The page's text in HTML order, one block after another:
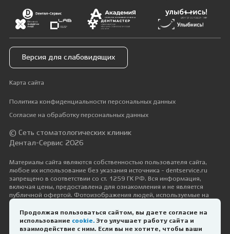
Продолжая пользоваться сайтом, вы даете согласие на
использование cookie. Это улучшает работу сайта и
взаимодействие с ним. Если вы не хотите, чтобы ваши
Версия для слабовидящих
Карта сайта
Политика конфиденциальности персональных данных
Согласие на обработку персональных данных
© Сеть стоматологических клиник
Дентал-Сервис 2026
Материалы сайта являются собственностью пользователя сайта,
любое их использование без указания источника - dentservice.ru
запрещено в соответствии со ст. 1259 ГК РФ. Вся информация,
включая цены, предоставлена для ознакомления и не является
публичной офертой. Фотоизображения людей, используемые на
сайте, размещены исключительно с их согласия в рамках трудовых и
гражданско-правовых отношений с ними.
Дизайн и разработка — Космос-Веб